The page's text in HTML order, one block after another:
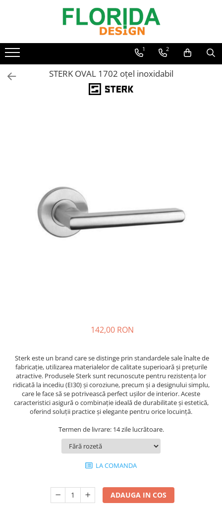
1 2
STERK OVAL 1702 oțel inoxidabil
142,00 RON
Sterk este un brand care se distinge prin standardele sale înalte de
fabricație, utilizarea materialelor de calitate superioară și prețurile
atractive. Produsele Sterk sunt recunoscute pentru rezistența lor
ridicată la incediu (EI30) și coroziune, precum și a designului simplu,
care le face să se potrivească perfect ușilor de interior. Aceste
caracteristici asigură o combinație ideală de durabilitate și estetică,
oferind soluții practice și elegante pentru orice locuință.
Termen de livrare: 14 zile lucrătoare.
LA COMANDA
ADAUGA IN COS